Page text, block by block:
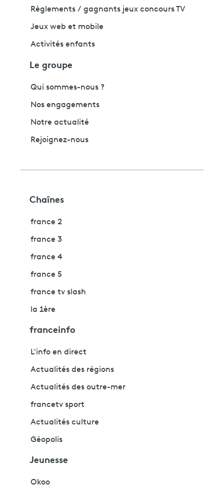
Règlements / gagnants jeux concours TV
Jeux web et mobile
Activités enfants
Le groupe
Qui sommes-nous ?
Nos engagements
Notre actualité
Rejoignez-nous
Chaînes
france 2
france 3
france 4
france 5
france tv slash
la 1ère
franceinfo
L'info en direct
Actualités des régions
Actualités des outre-mer
francetv sport
Actualités culture
Géopolis
Jeunesse
Okoo